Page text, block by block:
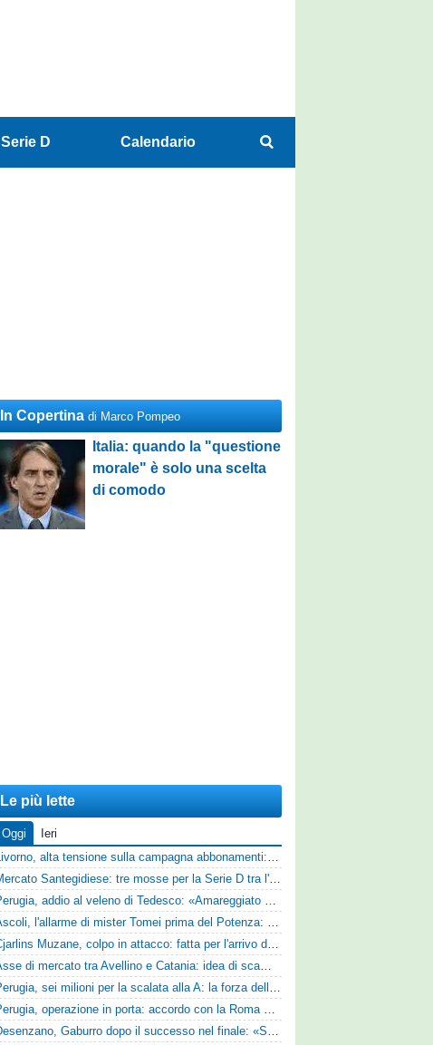
Serie D Calendario
In Copertina di Marco Pompeo
Italia: quando la "questione
morale" è solo una scelta
di comodo
Le più lette
Oggi
Ieri
Livorno, alta tensione sulla campagna abbonamenti: la stoccata della Curva Nord alla società
Mercato Santegidiese: tre mosse per la Serie D tra l'ingaggio di Diakhate e due rinnovi chiave
Perugia, addio al veleno di Tedesco: «Amareggiato dalle parole di Alessandro Gaucci, mi hanno ferito umanamente»
Ascoli, l'allarme di mister Tomei prima del Potenza: «Mettiamoci l'elmetto, l'obiettivo è la salvezza e non dobbiamo vendere fumo!»
Cjarlins Muzane, colpo in attacco: fatta per l'arrivo di Franck Djoulou
Asse di mercato tra Avellino e Catania: idea di scambio tra Cosimo Patierno e Kaleb Jimenez
Perugia, sei milioni per la scalata alla A: la forza della nuova societa e il progetto di Alessandro Gaucci
Perugia, operazione in porta: accordo con la Roma per il talento Zelezny
Desenzano, Gaburro dopo il successo nel finale: «Sapevamo che avremmo sofferto, ma si è vista la voglia di vincere»